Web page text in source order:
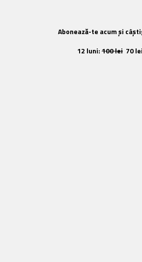
Abonează-te acum și
12 luni:100 lei 70 lei